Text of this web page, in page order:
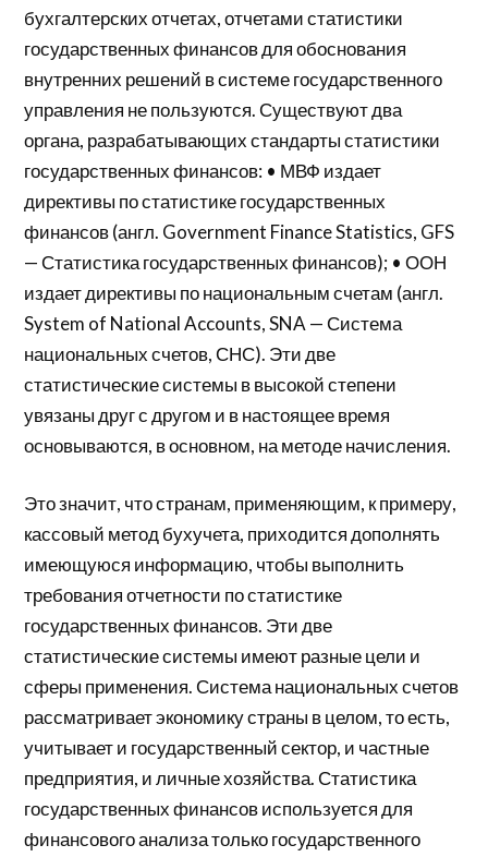
бухгалтерских отчетах, отчетами статистики
государственных финансов для обоснования
внутренних решений в системе государственного
управления не пользуются. Существуют два
органа, разрабатывающих стандарты статистики
государственных финансов: • МВФ издает
директивы по статистике государственных
финансов (англ. Government Finance Statistics, GFS
— Статистика государственных финансов); • ООН
издает директивы по национальным счетам (англ.
System of National Accounts, SNA — Система
национальных счетов, СНС). Эти две
статистические системы в высокой степени
увязаны друг с другом и в настоящее время
основываются, в основном, на методе начисления.
Это значит, что странам, применяющим, к примеру,
кассовый метод бухучета, приходится дополнять
имеющуюся информацию, чтобы выполнить
требования отчетности по статистике
государственных финансов. Эти две
статистические системы имеют разные цели и
сферы применения. Система национальных счетов
рассматривает экономику страны в целом, то есть,
учитывает и государственный сектор, и частные
предприятия, и личные хозяйства. Статистика
государственных финансов используется для
финансового анализа только государственного